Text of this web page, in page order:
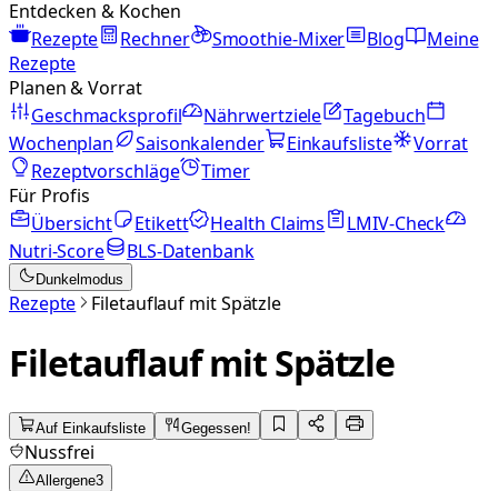
Entdecken & Kochen
Rezepte
Rechner Smoothie-Mixer Blog
Meine
Rezepte
Planen & Vorrat
Geschmacksprofil
Nährwertziele
Tagebuch
Wochenplan
Saisonkalender Einkaufsliste
Vorrat
Rezeptvorschläge
Timer
Für Profis
Übersicht
Etikett Health Claims
LMIV-Check
Nutri-Score
BLS-Datenbank
Dunkelmodus
Rezepte Filetauflauf mit Spätzle
Filetauflauf mit Spätzle
Auf Einkaufsliste Gegessen!
Nussfrei
Allergene3